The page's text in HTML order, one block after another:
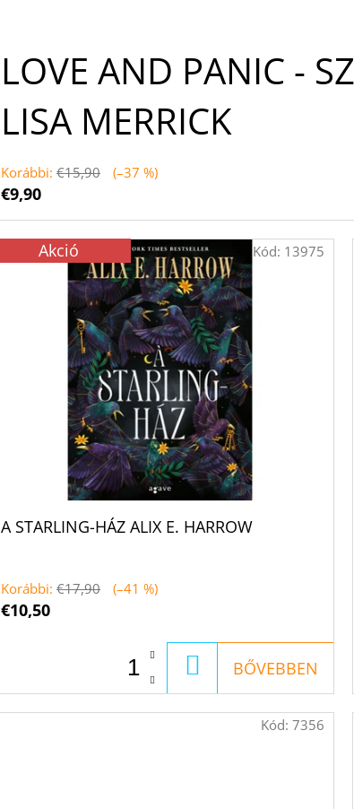
LOVE AND PANIC -
LISA MERRICK
Korábbi: €15,90 (–37 %)
€9,90
Akció
A STARLING-HÁZ ALIX E. HARROW
Korábbi: €17,90 (–41 %)
€10,50
KOSÁRBA
BŐVEBBEN
Kód: 13975
Kód: 7356